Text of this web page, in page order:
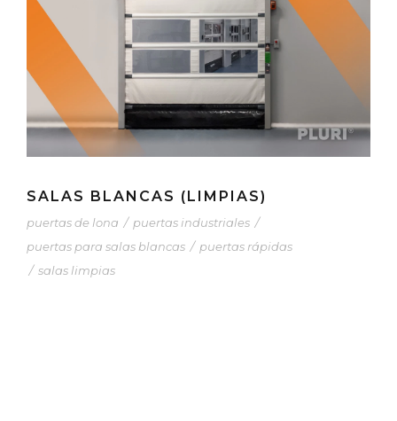
SALAS BLANCAS (LIMPIAS)
puertas de lona / puertas industriales /
puertas para salas blancas / puertas rápidas
/ salas limpias